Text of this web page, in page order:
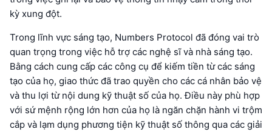
kỳ xung đột.
Trong lĩnh vực sáng tạo, Numbers Protocol đã đóng vai trò
quan trọng trong việc hỗ trợ các nghệ sĩ và nhà sáng tạo.
Bằng cách cung cấp các công cụ để kiếm tiền từ các sáng
tạo của họ, giao thức đã trao quyền cho các cá nhân bảo vệ
và thu lợi từ nội dung kỹ thuật số của họ. Điều này phù hợp
với sứ mệnh rộng lớn hơn của họ là ngăn chặn hành vi trộm
cắp và lạm dụng phương tiện kỹ thuật số thông qua các giải